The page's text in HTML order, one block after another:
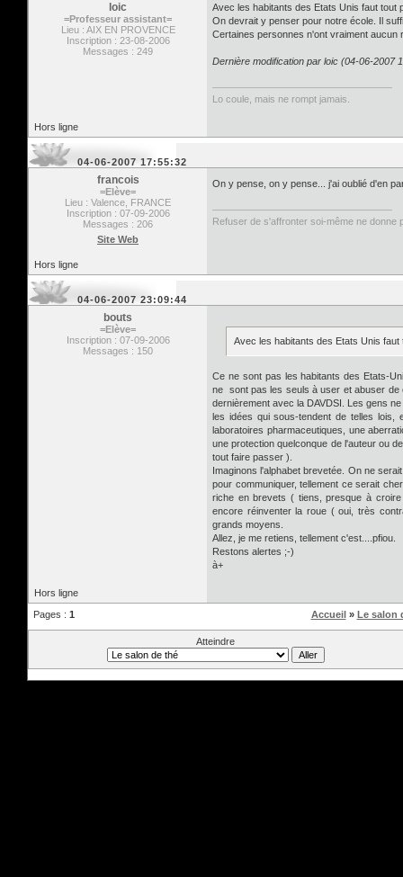
loic
=Professeur assistant=
Lieu : AIX EN PROVENCE
Inscription : 23-08-2006
Messages : 249
Avec les habitants des Etats Unis faut tout
On devrait y penser pour notre école. Il
Certaines personnes n'ont vraiment aucun
Dernière modification par loic (04-06-2007
Lo coule, mais ne rompt jamais.
Hors ligne
04-06-2007 17:55:32
francois
=Elève=
Lieu : Valence, FRANCE
Inscription : 07-09-2006
Messages : 206
Site Web
On y pense, on y pense... j'ai oublié d'en
Refuser de s'affronter soi-même ne donne
Hors ligne
04-06-2007 23:09:44
bouts
=Elève=
Inscription : 07-09-2006
Messages : 150
Avec les habitants des Etats Unis faut
Ce ne sont pas les habitants des Etats-
ne sont pas les seuls à user et abuser de
dernièrement avec la DAVDSI. Les gens
les idées qui sous-tendent de telles lois,
laboratoires pharmaceutiques, une
une protection quelconque de l'auteur ou
tout faire passer ).
Imaginons l'alphabet brevetée. On ne
pour communiquer, tellement ce serait
riche en brevets ( tiens, presque à
encore réinventer la roue ( oui, très
grands moyens.
Allez, je me retiens, tellement c'est....pfiou.
Restons alertes ;-)
à+
Hors ligne
Pages : 1 Accueil » Le salon
Atteindre